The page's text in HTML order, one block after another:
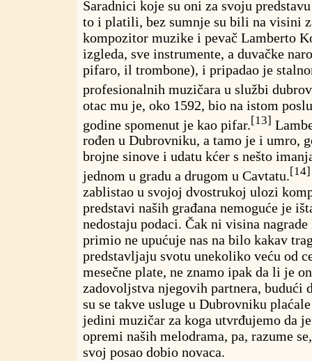
Saradnici koje su oni za svoju
to i platili, bez sumnje su bili na visini
kompozitor muzike i pevač Lamberto
izgleda, sve instrumente, a duvačke
pifaro, il trombone), i pripadao je
profesionalnih muzičara u službi
otac mu je, oko 1592, bio na istom
godine spomenut je kao pifar. [13]
rođen u Dubrovniku, a tamo je i umro,
brojne sinove i udatu kćer s nešto
jednom u gradu a drugom u Cavtatu.[14]
zablistao u svojoj dvostrukoj ulozi
predstavi naših građana nemoguće je
nedostaju podaci. Čak ni visina
primio ne upućuje nas na bilo kakav
predstavljaju svotu unekoliko veću od
mesečne plate, ne znamo ipak da li je
zadovoljstva njegovih partnera, budući
su se takve usluge u Dubrovniku
jedini muzičar za koga utvrđujemo da
opremi naših melodrama, pa, razume
svoj posao dobio novaca.